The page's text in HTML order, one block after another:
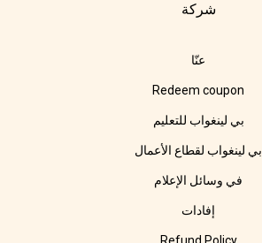
شركة
عنّا
Redeem coupon
بي لينغواب للتعليم
بي لينغواب لقطاع الأعمال
في وسائل الإعلام
إفادات